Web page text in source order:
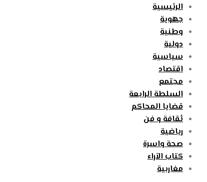
الرئيسية
جهوية
وطنية
دولية
سياسية
اقتصاد
مجتمع
السلطة الرابعة
قضايا المحاكم
ثقافة و فن
رياضية
صحة واسرة
كتاب الآراء
مغاربية